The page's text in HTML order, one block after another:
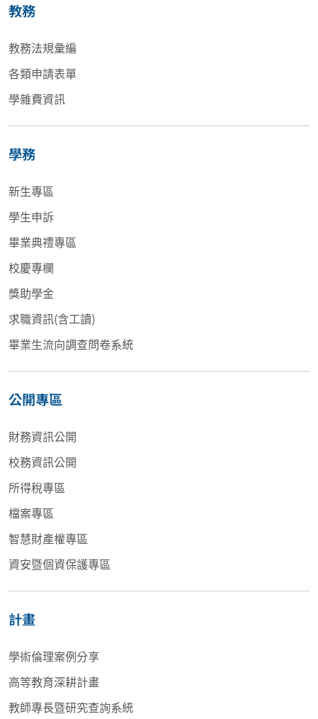
教務
教務法規彙編
各類申請表單
學雜費資訊
學務
新生專區
學生申訴
畢業典禮專區
校慶專欄
獎助學金
求職資訊(含工讀)
畢業生流向調查問卷系統
公開專區
財務資訊公開
校務資訊公開
所得稅專區
檔案專區
智慧財產權專區
資安暨個資保護專區
計畫
學術倫理案例分享
高等教育深耕計畫
教師專長暨研究查詢系統